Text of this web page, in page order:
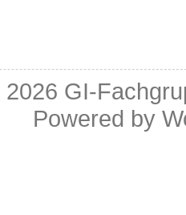
GI-
Powered by